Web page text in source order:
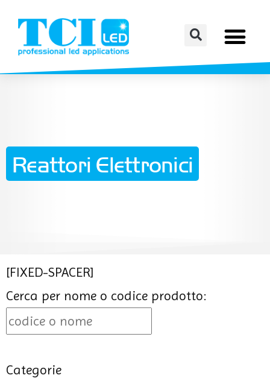
Reattori Elettronici
[FIXED-SPACER]
Cerca per nome o codice prodotto:
Categorie